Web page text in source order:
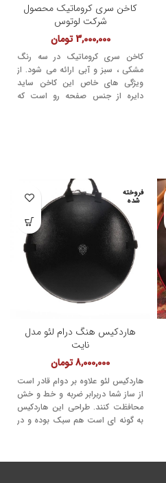
کاخن سری کروماتیک محصول
شرکت لوتوس
3,000,000 تومان
کاخن سری کروماتیک در سه رنگ
مشکی ، سبز و آبی ارائه می شود. از
ویژگی های خاص این کاخن ساید
دایره از جنس صفحه رو است که
در صورت عدم موجودی با توجه به
تنوع محصول و افزایش حجم
سفارشات ، تحویل این ساز در هفت
الی ده روز انجام می پذیرد.
در صورت عدم موجودی
شما می
توانید با واریز مبلغ پانصد هزار تومان
پیش پرداخت این ساز را سفارش
دهید و در هنگام تحویل مابقی مبلغ
را تسویه نمایید. ( برای واریز پیش
هماهنگی بیشتر با شماره تماس
تماس حاصل فرمایید.
فروخته
شده
هاردکیس هنگ درام لئو مدل
نایت
8,000,000تومان
هاردکیس لئو علاوه بر دوام قادر است
از ساز شما دربرابر ضربه و خط‌ و خش
محافظت کنند. طراحی این هاردکیس
به گونه ای است هم سبک بوده و در